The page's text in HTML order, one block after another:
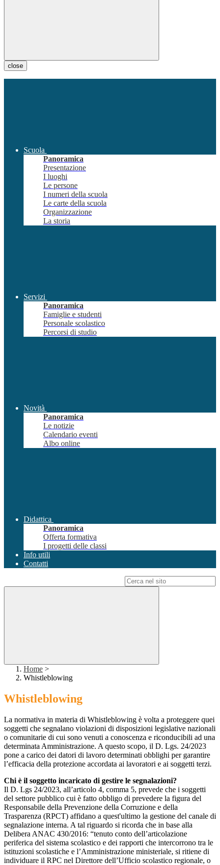
close
Scuola
Panoramica
Presentazione
I luoghi
Le persone
I numeri della scuola
Le carte della scuola
Organizzazione
La storia
Servizi
Panoramica
Famiglie e studenti
Personale scolastico
Percorsi di studio
Novità
Panoramica
Le notizie
Calendario eventi
Albo online
Didattica
Panoramica
Offerta formativa
I progetti delle classi
Info utili
Contatti
Home >
Whistleblowing
Whistleblowing
La normativa in materia di Whistleblowing è volta a proteggere quei
soggetti che segnalano violazioni di disposizioni legislative nazionali
o comunitarie di cui sono venuti a conoscenza e riconducibili ad una
determinata Amministrazione. A questo scopo, il D. Lgs. 24/2023
pone a carico dei datori di lavoro determinati obblighi per garantire
l’efficacia della protezione accordata ai lavoratori e ai soggetti terzi.
Chi è il soggetto incaricato di gestire le segnalazioni?
Il D. Lgs 24/2023, all’articolo 4, comma 5, prevede che i soggetti
del settore pubblico cui è fatto obbligo di prevedere la figura del
Responsabile della Prevenzione della Corruzione e della
Trasparenza (RPCT) affidano a quest'ultimo la gestione del canale di
segnalazione interna. A tal riguardo si ricorda che in base alla
Delibera ANAC 430/2016: “tenuto conto dell’articolazione
periferica del sistema scolastico e dei rapporti che intercorrono tra le
istituzioni scolastiche e l’Amministrazione ministeriale, si ritiene di
individuare il RPC nel Direttore dell’Ufficio scolastico regionale, o